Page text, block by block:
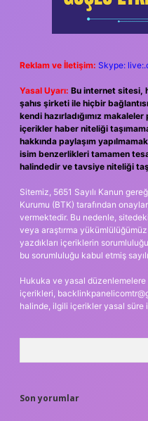
Reklam ve İletişim: Skype:
Yasal Uyarı: Bu internet sitesi,
şahıs şirketi ile hiçbir
kendi hazırladığımız
içerikler haber niteliği
hakkında paylaşım
isim benzerlikleri tamamen
halindedir ve tavsiye niteliği
Sitemiz, 5651 Sayılı Kanun
Kurumu (BTK) tarafından
vermektedir. Bu nedenle,
veya araştırma
yazdıkları içeriklerin
bu sorumluluğu kabul etmiş
Hukuka ve yasal düzenlemelere
içerikleri,
halinde, ilgili içerikler yasal süre
Son yorumlar